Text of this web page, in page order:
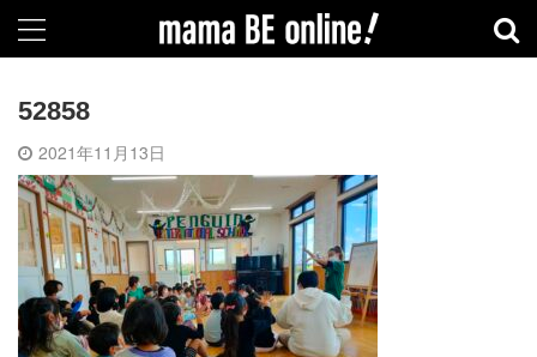
52858
2021年11月13日